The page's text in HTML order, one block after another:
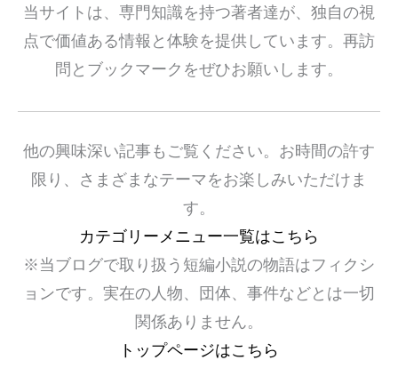
当サイトは、専門知識を持つ著者達が、独自の視
点で価値ある情報と体験を提供しています。再訪
問とブックマークをぜひお願いします。
他の興味深い記事もご覧ください。お時間の許す
限り、さまざまなテーマをお楽しみいただけま
す。
カテゴリーメニュー一覧はこちら
※当ブログで取り扱う短編小説の物語はフィクシ
ョンです。実在の人物、団体、事件などとは一切
関係ありません。
トップページはこちら